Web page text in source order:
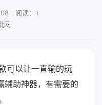
｜阅读：1
网
可以让一直输的玩
辅助神器，有需要的